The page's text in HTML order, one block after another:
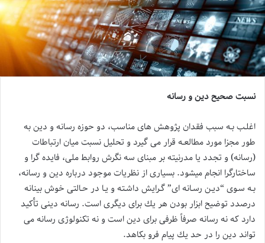
نسبت صحیح دین و رسانه
اغلـب بـه سبب فقدان پژوهش های مناسب، دو حوزه رسانه و دین به
طور مجزا مورد مطالعـه قرار می گیرد و تحلیل نسبت میان ارتباطات
(رسانه) و تجدد یا مدرنیته بر مبنای سه نگرش روابط ملی، فایده گرا و
ساختارگرا انجام میشود. بسیاری از نظریات موجود درباره دین و رسانه،
بـه سـوی “دیـن رسـانه ای” گـرایش داشـته و یـا در حـالتی خوش بینانه
درصدد توضیح ابزار بودن هر یك برای دیگری است. رسانه دینی تأكید
دارد كه نه رسانه صرفاً ظرفی برای دین است و نه تكنولوژی رسانه می
تواند دین را در حد یك پیام فرو بكاهد.